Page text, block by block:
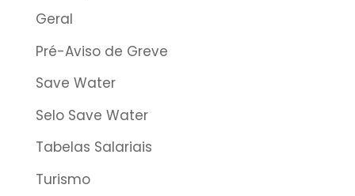
Geral
Pré-Aviso de Greve
Save Water
Selo Save Water
Tabelas Salariais
Turismo